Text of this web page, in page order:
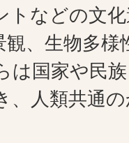
トなどの文
観、生物多
は国家や民
、人類共通